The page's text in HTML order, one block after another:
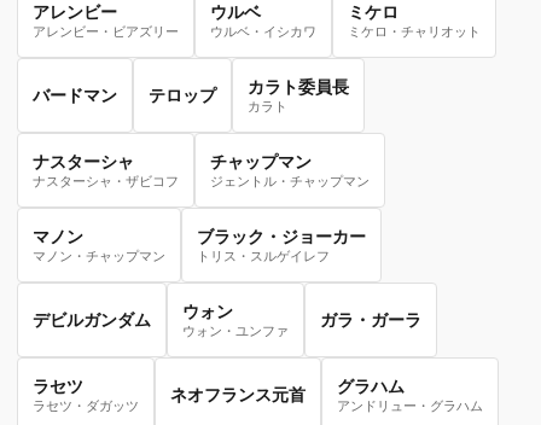
アレンビー
アレンビー・ビアズリー
ウルベ
ウルベ・イシカワ
ミケロ
ミケロ・チャリオット
バードマン テロップ カラト委員長
カラト
ナスターシャ
ナスターシャ・ザビコフ
チャップマン
ジェントル・チャップマン
マノン
マノン・チャップマン
ブラック・ジョーカー
トリス・スルゲイレフ
デビルガンダム ウォン
ウォン・ユンファ
ガラ・ガーラ
ラセツ
ラセツ・ダガッツ
ネオフランス元首 グラハム
アンドリュー・グラハム